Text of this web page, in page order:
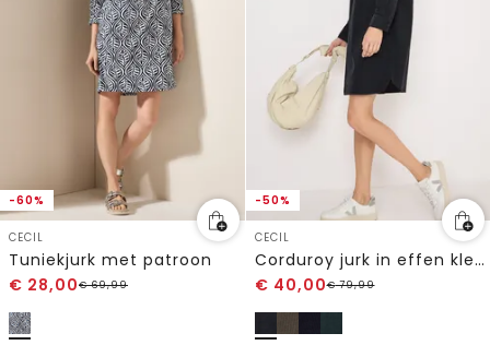
-60%
CECIL
Tuniekjurk met patroon
€ 28,00€69,99
-50%
CECIL
Corduroy jurk in effen kleur
€ 40,00€79,99